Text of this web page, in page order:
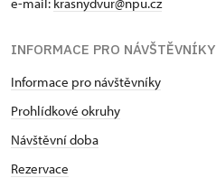
INFORMACE PRO NÁVŠTĚVNÍKY
Informace pro návštěvníky
Prohlídkové okruhy
Návštěvní doba
Rezervace